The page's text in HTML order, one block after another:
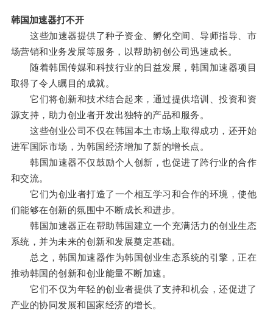
韩国加速器打不开
这些加速器提供了种子资金、孵化空间、导师指导、市
场营销和业务发展等服务，以帮助初创公司迅速成长。
随着韩国传媒和科技行业的日益发展，韩国加速器项目
取得了令人瞩目的成就。
它们将创新和技术结合起来，通过提供培训、投资和资
源支持，助力创业者开发出独特的产品和服务。
这些创业公司不仅在韩国本土市场上取得成功，还开始
进军国际市场，为韩国经济增加了新的增长点。
韩国加速器不仅鼓励个人创新，也促进了跨行业的合作
和交流。
它们为创业者打造了一个相互学习和合作的环境，使他
们能够在创新的氛围中不断成长和进步。
韩国加速器正在帮助韩国建立一个充满活力的创业生态
系统，并为未来的创新和发展奠定基础。
总之，韩国加速器作为韩国创业生态系统的引擎，正在
推动韩国的创新和创业能量不断加速。
它们不仅为年轻的创业者提供了支持和机会，还促进了
产业的协同发展和国家经济的增长。